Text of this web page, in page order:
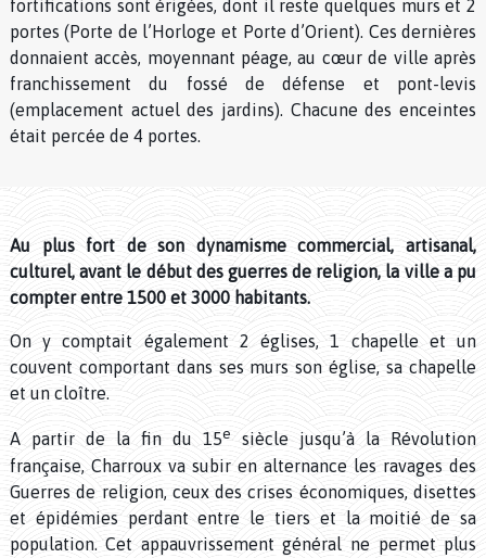
fortifications sont érigées, dont il reste quelques murs et 2
portes (Porte de l’Horloge et Porte d’Orient). Ces dernières
donnaient accès, moyennant péage, au cœur de ville après
franchissement du fossé de défense et pont-levis
(emplacement actuel des jardins). Chacune des enceintes
était percée de 4 portes.
Au plus fort de son dynamisme commercial, artisanal,
culturel, avant le début des guerres de religion, la ville a pu
compter entre 1500 et 3000 habitants.
On y comptait également 2 églises, 1 chapelle et un
couvent comportant dans ses murs son église, sa chapelle
et un cloître.
A partir de la fin du 15esiècle jusqu’à la Révolution
française, Charroux va subir en alternance les ravages des
Guerres de religion, ceux des crises économiques, disettes
et épidémies perdant entre le tiers et la moitié de sa
population. Cet appauvrissement général ne permet plus